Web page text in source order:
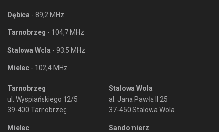
Dębica - 89,2 MHz
Tarnobrzeg - 104,7 MHz
Stalowa Wola - 93,5 MHz
Mielec - 102,4 MHz
Tarnobrzeg
ul. Wyspiańskiego 12/5
39-400 Tarnobrzeg
Mielec
Stalowa Wola
al. Jana Pawła II 25
37-450 Stalowa Wola
Sandomierz